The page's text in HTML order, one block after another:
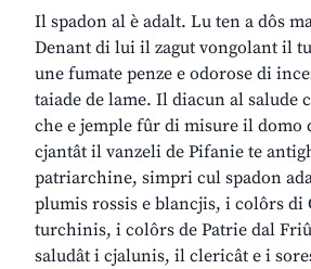
Il spadon al è adalt. Lu ten a dôs
Denant di lui il zagut vongolant il
une fumate penze e odorose di
taiade de lame. Il diacun al salude
che e jemple fûr di misure il domo
cjantât il vanzeli de Pifanie te
patriarchine, simpri cul spadon
plumis rossis e blancjis, i colôrs di
turchinis, i colôrs de Patrie dal
saludât i cjalunis, il clericât e i